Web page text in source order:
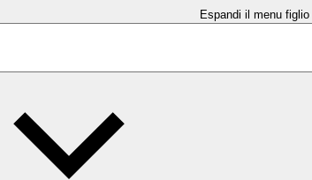
Espandi il menu figlio